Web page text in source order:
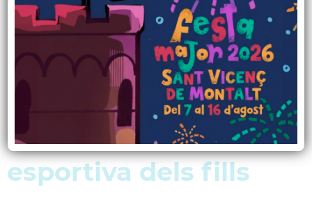
"Ser només pares",
una conferència
sobre el rol dels pares
en l'educació
esportiva dels fills